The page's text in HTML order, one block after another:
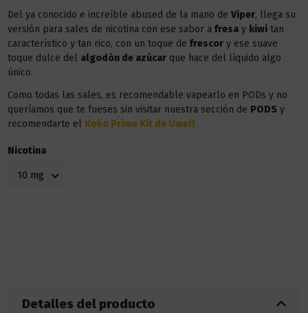
Del ya conocido e increíble abused de la mano de Viper, llega su
versión para sales de nicotina con ese sabor a fresay kiwitan
característico y tan rico, con un toque de frescory ese suave
toque dulce del algodón de azúcarque hace del líquido algo
único.
Como todas las sales, es recomendable vapearlo en PODs y no
queríamos que te fueses sin visitar nuestra sección de PODSy
recomendarte el Koko Prime Kit de Uwell
Nicotina
Detalles del producto